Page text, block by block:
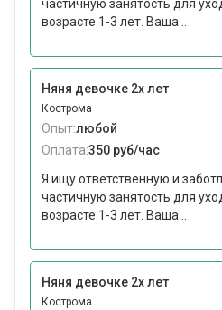
частичную занятость для
возрасте 1-3 лет. Ваша...
Няня девочке 2х лет
Кострома
Опыт:любой
Оплата:350 руб/час
Я ищу ответственную и
частичную занятость для
возрасте 1-3 лет. Ваша...
Няня девочке 2х лет
Кострома